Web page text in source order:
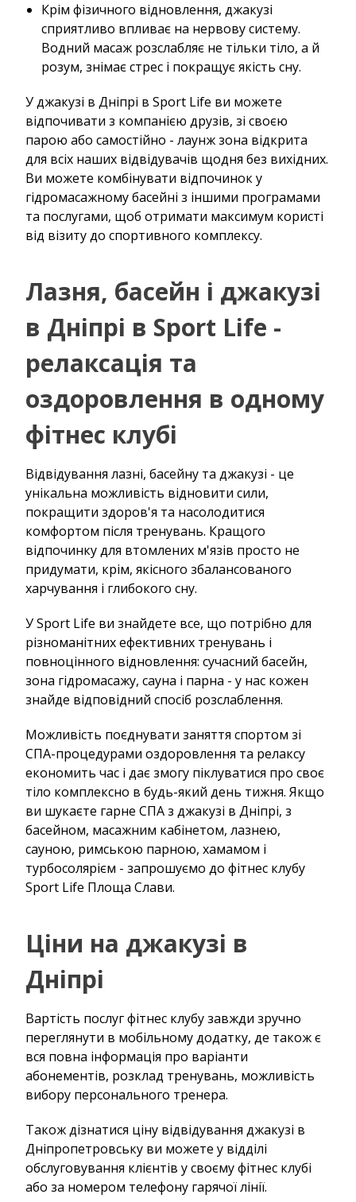
Крім фізичного відновлення, джакузі
сприятливо впливає на нервову систему.
Водний масаж розслабляє не тільки тіло, а й
розум, знімає стрес і покращує якість сну.
У джакузі в Дніпрі в Sport Life ви можете
відпочивати з компанією друзів, зі своєю
парою або самостійно - лаунж зона відкрита
для всіх наших відвідувачів щодня без вихідних.
Ви можете комбінувати відпочинок у
гідромасажному басейні з іншими програмами
та послугами, щоб отримати максимум користі
від візиту до спортивного комплексу.
Лазня, басейн і джакузі
в Дніпрі в Sport Life -
релаксація та
оздоровлення в одному
фітнес клубі
Відвідування лазні, басейну та джакузі - це
унікальна можливість відновити сили,
покращити здоров'я та насолодитися
комфортом після тренувань. Кращого
відпочинку для втомлених м'язів просто не
придумати, крім, якісного збалансованого
харчування і глибокого сну.
У Sport Life ви знайдете все, що потрібно для
різноманітних ефективних тренувань і
повноцінного відновлення: сучасний басейн,
зона гідромасажу, сауна і парна - у нас кожен
знайде відповідний спосіб розслаблення.
Можливість поєднувати заняття спортом зі
СПА-процедурами оздоровлення та релаксу
економить час і дає змогу піклуватися про своє
тіло комплексно в будь-який день тижня. Якщо
ви шукаєте гарне СПА з джакузі в Дніпрі, з
басейном, масажним кабінетом, лазнею,
сауною, римською парною, хамамом і
турбосолярієм - запрошуємо до фітнес клубу
Sport Life Площа Слави.
Ціни на джакузі в
Дніпрі
Вартість послуг фітнес клубу завжди зручно
переглянути в мобільному додатку, де також є
вся повна інформація про варіанти
абонементів, розклад тренувань, можливість
вибору персонального тренера.
Також дізнатися ціну відвідування джакузі в
Дніпропетровську ви можете у відділі
обслуговування клієнтів у своєму фітнес клубі
або за номером телефону гарячої лінії.